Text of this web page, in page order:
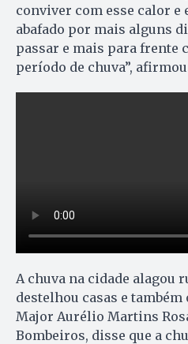
conviver com esse calor e
abafado por mais alguns
passar e mais para frente
período de chuva”,
A chuva na cidade alagou
destelhou casas e
Major Aurélio Martins
Bombeiros, disse que a